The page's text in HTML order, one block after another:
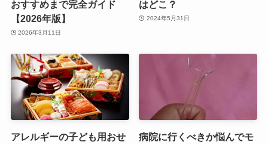
おすすめまで完全ガイド
【2026年版】
2026年3月11日
はどこ？
2024年5月31日
アレルギーの子ども用おせ
病院に行くべきか悩んでモ